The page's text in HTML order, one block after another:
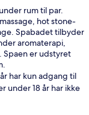
rum til par.
hot stone-
Spabadet tilbyder
aromaterapi,
er udstyret
har kun adgang til
under 18 år har ikke